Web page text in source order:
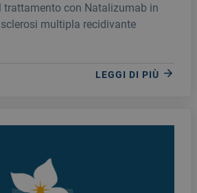
trattamento con Natalizumab in
multipla recidivante
LEGGI DI PIÙ